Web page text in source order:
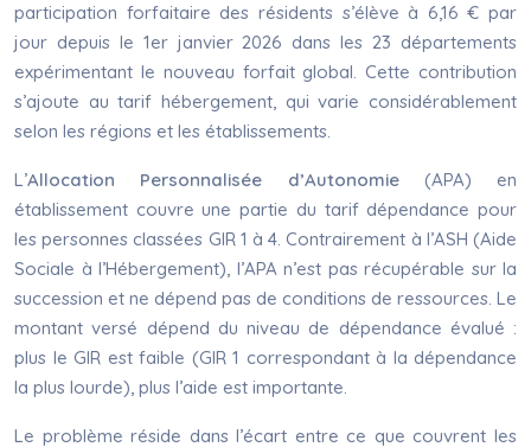
participation forfaitaire des résidents s’élève à 6,16 € par
jour depuis le 1er janvier 2026 dans les 23 départements
expérimentant le nouveau forfait global. Cette contribution
s’ajoute au tarif hébergement, qui varie considérablement
selon les régions et les établissements.
L’Allocation Personnalisée d’Autonomie(APA) en
établissement couvre une partie du tarif dépendance pour
les personnes classées GIR 1 à 4. Contrairement à l’ASH (Aide
Sociale à l’Hébergement), l’APA n’est pas récupérable sur la
succession et ne dépend pas de conditions de ressources. Le
montant versé dépend du niveau de dépendance évalué :
plus le GIR est faible (GIR 1 correspondant à la dépendance
la plus lourde), plus l’aide est importante.
Le problème réside dans l’écart entre ce que couvrent les